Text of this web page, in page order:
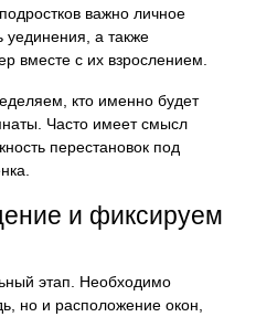
важно личное
уединения, а также
вместе с их взрослением.
кто именно будет
Часто имеет смысл
перестановок под
и фиксируем
этап. Необходимо
но и расположение окон,